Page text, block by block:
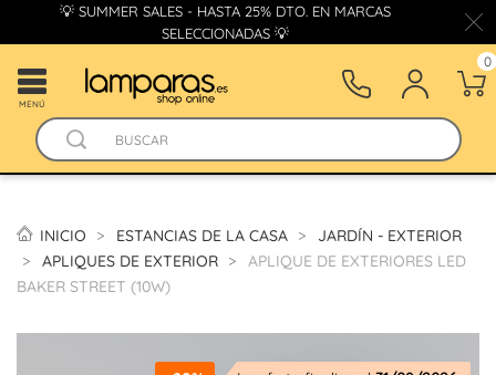
💡 SUMMER SALES - HASTA 25% DTO. EN MARCAS
SELECCIONADAS 💡
MENÚ
0
INICIO ESTANCIAS DE LA CASA
JARDÍN - EXTERIOR
APLIQUES DE EXTERIOR
APLIQUE DE EXTERIORES LED
BAKER STREET (10W)